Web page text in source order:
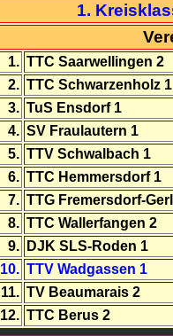
1.
1. TTC Saarwellingen 2
2. TTC Schwarzenholz 1
3. TuS Ensdorf 1
4. SV Fraulautern 1
5. TTV Schwalbach 1
6. TTC Hemmersdorf 1
7. TTG Fremersdorf-
8. TTC Wallerfangen 2
9.
DJK SLS-Roden 1
10. TTV Wadgassen 1
11. TV Beaumarais 2
12. TTC Berus 2